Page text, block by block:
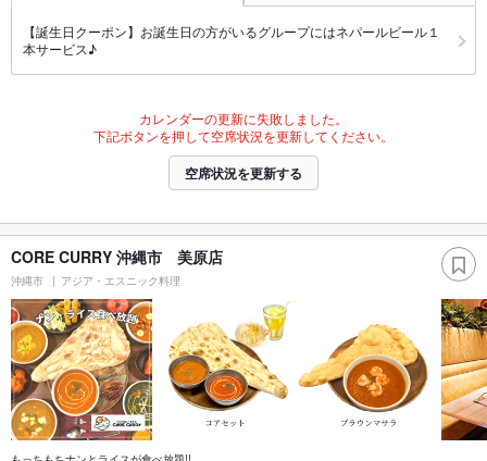
【誕生日クーポン】お誕生日の方がいるグループにはネパールビール１
本サービス♪
カレンダーの更新に失敗しました。
下記ボタンを押して空席状況を更新してください。
空席状況を更新する
CORE CURRY 沖縄市 美原店
沖縄市 アジア・エスニック料理